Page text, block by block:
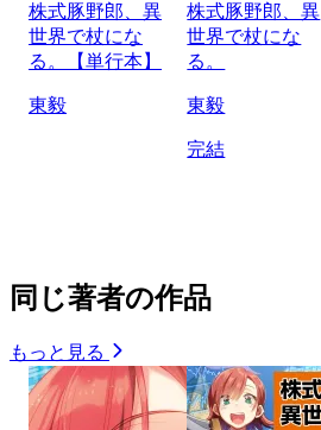
株式豚野郎、異
世界で杖にな
る。【単行本】
東毅
株式豚野郎、異
世界で杖にな
る。
東毅
完結
同じ著者の作品
もっと見る